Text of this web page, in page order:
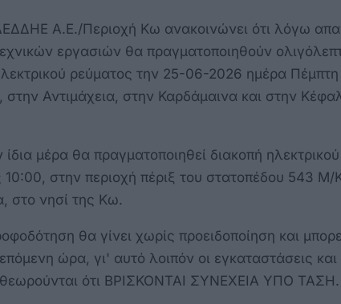
Α.Ε./Περιοχή Κω ανακοινώνει ότι λόγω
εργασιών θα πραγματοποιηθούν
ρεύματος την 25-06-2026 ημέρα Πέμπτη
στην Αντιμάχεια, στην Καρδάμαινα και στην
ίδια μέρα θα πραγματοποιηθεί διακοπή
στην περιοχή πέριξ του στατοπέδου 543 Μ/
στο νησί της Κω.
θα γίνει χωρίς προειδοποίηση και
ώρα, γι' αυτό λοιπόν οι εγκαταστάσεις
θεωρούνται ότι ΒΡΙΣΚΟΝΤΑΙ ΣΥΝΕΧΕΙΑ ΥΠΟ ΤΑΣΗ.